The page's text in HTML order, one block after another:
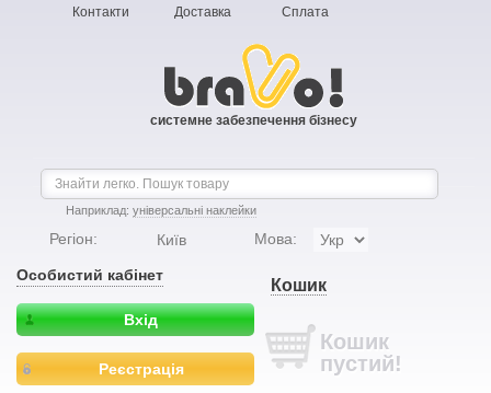
Контакти Доставка Сплата
системне забезпечення бізнесу
Наприклад: універсальні наклейки
Регіон: Київ Мова:
Особистий кабінет
Вхід
Реєстрація
Кошик
Кошик
пустий!